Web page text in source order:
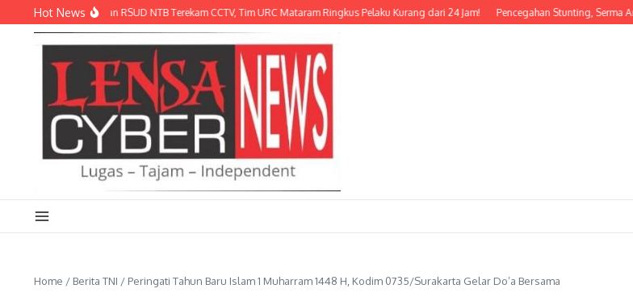
Lewati ke konten
Hot News
Helm’ di Parkiran RSUD NTB Terekam CCTV, Tim URC Mataram Ringkus Pelaku Kurang dari 24 Jam! Pencegahan Stunting, Serma Aminoto
Home / Berita TNI / Peringati Tahun Baru Islam 1 Muharram 1448 H, Kodim 0735/Surakarta Gelar Do’a Bersama